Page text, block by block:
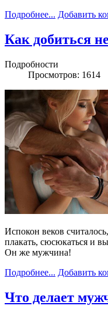
Подробнее... Добавить
Как добиться
Подробности
Просмотров: 1614
Испокон веков
плакать, сюсюкаться и
Он же мужчина!
Подробнее... Добавить
Что делает